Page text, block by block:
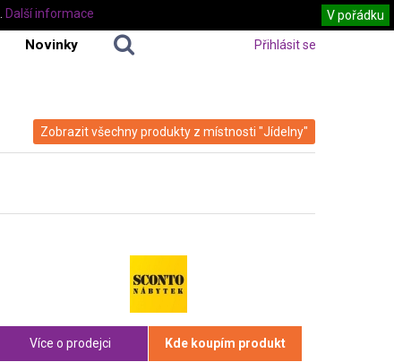
Novinky Přihlásit se
Zobrazit všechny produkty z místnosti "Jídelny"
Více o prodejci Kde koupím produkt
V pořádku
Další informace